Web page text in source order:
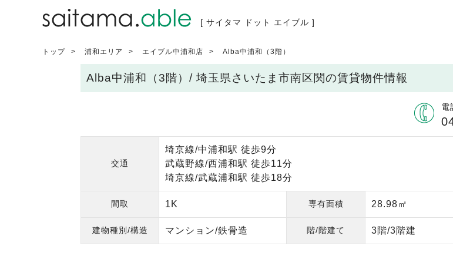
[ サイタマ ドット エイブル ]
トップ 浦和エリア エイブル中浦和店 Alba中浦和（3階）
Alba中浦和（3階）/ 埼玉県さいたま市南区関の賃貸物件情報
電
交通
埼京線/中浦和駅 徒歩9分
武蔵野線/西浦和駅 徒歩11分
埼京線/武蔵浦和駅 徒歩18分
間取 1K 専有面積 28.98㎡
建物種別/構造 マンション/鉄骨造 階/階建て 3階/3階建